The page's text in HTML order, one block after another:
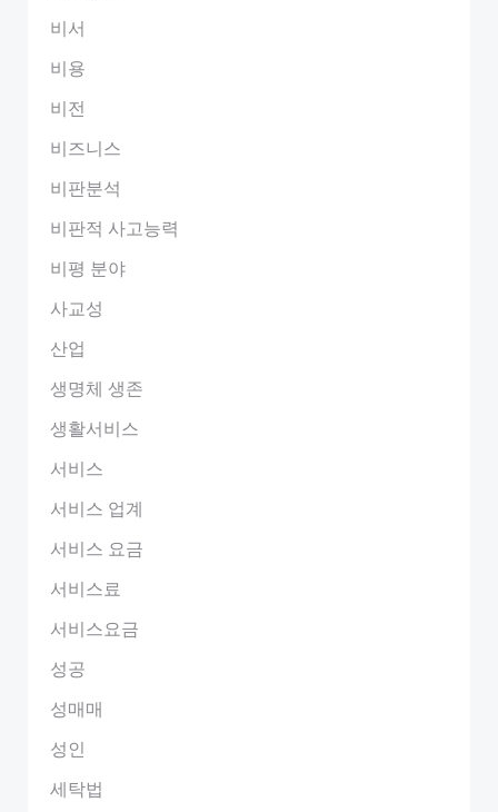
비서
비용
비전
비즈니스
비판분석
비판적 사고능력
비평 분야
사교성
산업
생명체 생존
생활서비스
서비스
서비스 업계
서비스 요금
서비스료
서비스요금
성공
성매매
성인
세탁법